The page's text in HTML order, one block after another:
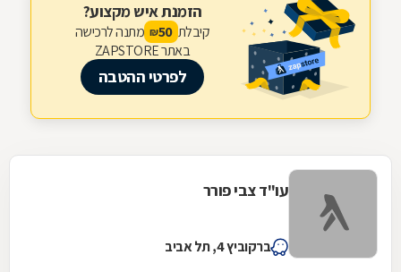
הזמנת איש מקצוע?
קיבלת 50
₪ מתנה לרכישה
באתר ZAPSTORE
לפרטי ההטבה
עו"ד צבי פורר
ברקוביץ 4, תל אביב